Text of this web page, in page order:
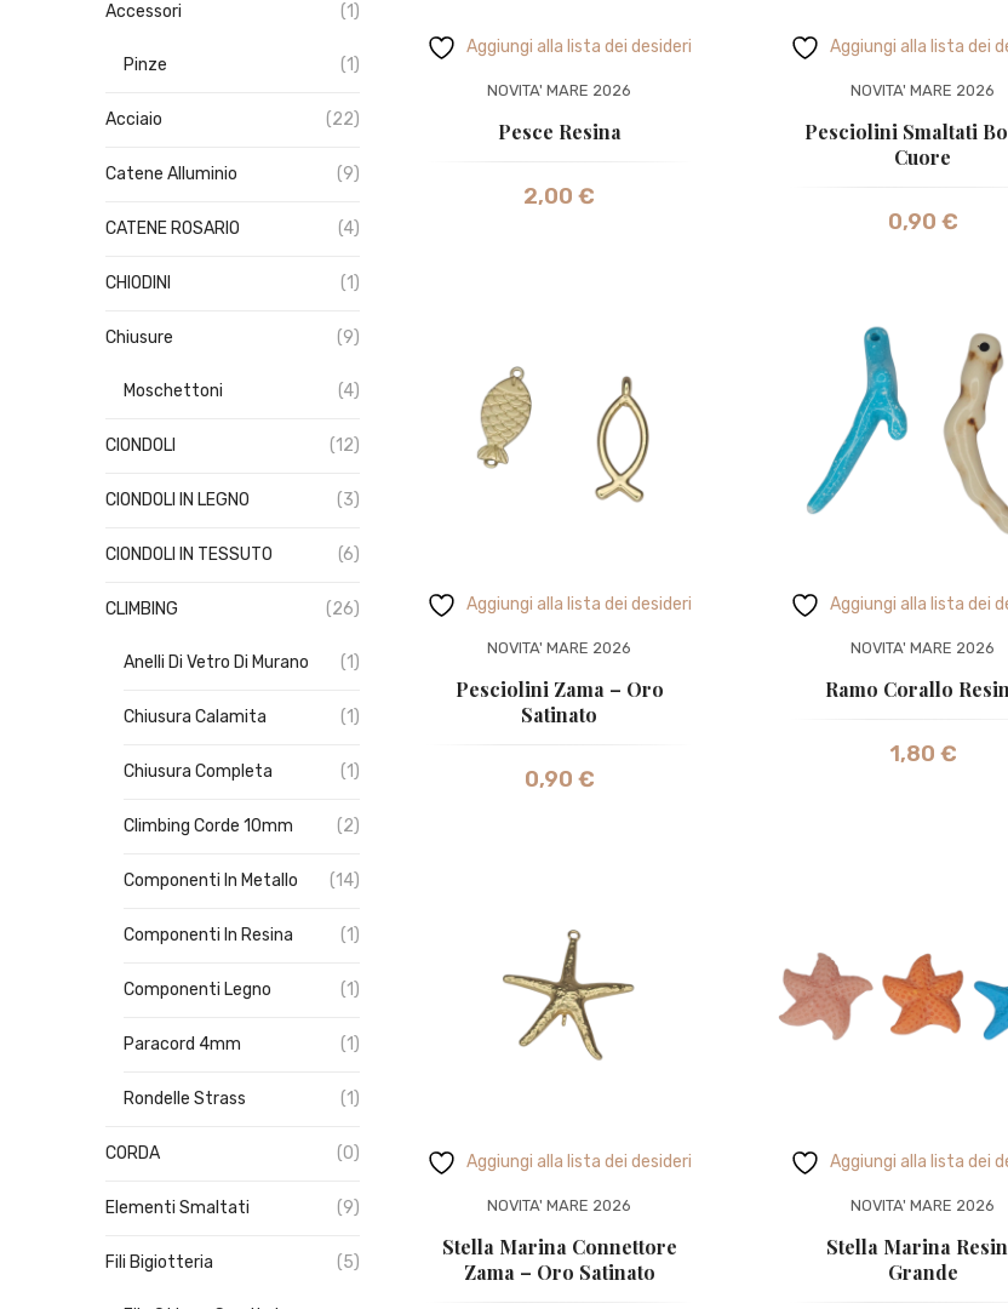
Accessori (1)
Pinze (1)
Acciaio (22)
Catene Alluminio (9)
CATENE ROSARIO (4)
CHIODINI (1)
Chiusure (9)
Moschettoni (4)
CIONDOLI (12)
CIONDOLI IN LEGNO (3)
CIONDOLI IN TESSUTO (6)
CLIMBING (26)
Anelli Di Vetro Di Murano (1)
Chiusura Calamita (1)
Chiusura Completa (1)
Climbing Corde 10mm (2)
Componenti In Metallo (14)
Componenti In Resina (1)
Componenti Legno (1)
Paracord 4mm (1)
Rondelle Strass (1)
CORDA (0)
Elementi Smaltati (9)
Fili Bigiotteria (5)
Aggiungi alla lista dei desideri
NOVITA' MARE 2026
Pesce Resina
2,00€
Aggiungi alla lista dei
NOVITA' MARE 2026
Pesciolini Smaltati
Cuore
0,90 €
Aggiungi alla lista dei desideri
NOVITA' MARE 2026
Pesciolini Zama – Oro
Satinato
0,90 €
Aggiungi alla lista dei
NOVITA' MARE 2026
Ramo Corallo
1,80 €
Aggiungi alla lista dei desideri
NOVITA' MARE 2026
Stella Marina Connettore
Zama – Oro Satinato
Aggiungi alla lista dei
NOVITA' MARE 2026
Stella Marina
Grande